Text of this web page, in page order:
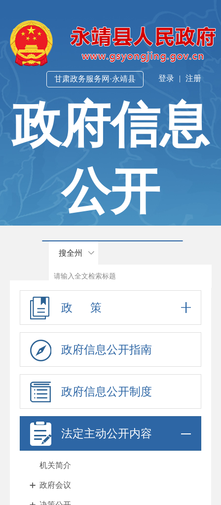
登录 | 注册
甘肃政务服务网·永靖县
政府信息
公开
搜全州
政 策
政府信息公开指南
政府信息公开制度
法定主动公开内容
机关简介
政府会议